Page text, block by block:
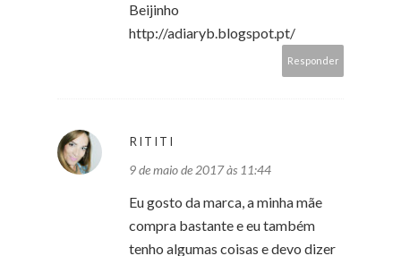
Beijinho
http://adiaryb.blogspot.pt/
Responder
RITITI
9 de maio de 2017 às 11:44
Eu gosto da marca, a minha mãe
compra bastante e eu também
tenho algumas coisas e devo dizer